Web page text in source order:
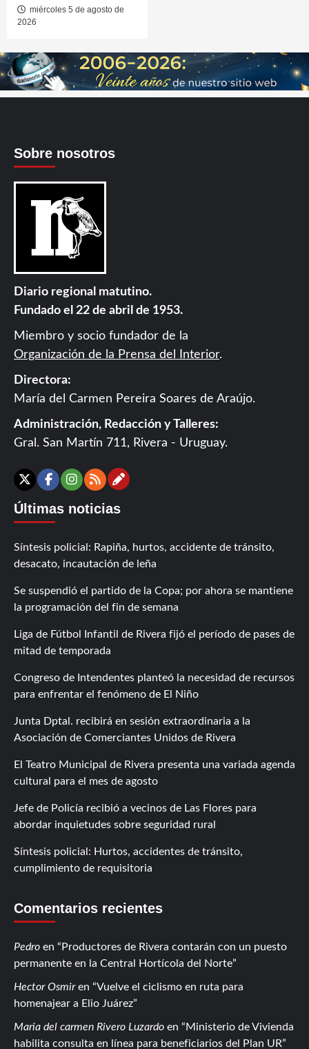
miércoles 5 de agosto de
2026
Sobre nosotros
Diario regional matutino.
Fundado el 22 de abril de 1953.
Miembro y socio fundador de la
Organización de la Prensa del Interior.
Directora:
María del Carmen Pereira Soares de Araújo.
Administración, Redacción y Talleres:
Gral. San Martín 711, Rivera - Uruguay.
X Facebook
Instagram
RSSContáctanos
Últimas noticias
Síntesis policial: Rapiña, hurtos, accidente de tránsito,
desacato, incautación de leña
Se suspendió el partido de la Copa; por ahora se mantiene
la programación del fin de semana
Liga de Fútbol Infantil de Rivera fijó el período de pases de
mitad de temporada
Congreso de Intendentes planteó la necesidad de recursos
para enfrentar el fenómeno de El Niño
Junta Dptal. recibirá en sesión extraordinaria a la
Asociación de Comerciantes Unidos de Rivera
El Teatro Municipal de Rivera presenta una variada agenda
cultural para el mes de agosto
Jefe de Policía recibió a vecinos de Las Flores para
abordar inquietudes sobre seguridad rural
Síntesis policial: Hurtos, accidentes de tránsito,
cumplimiento de requisitoria
Comentarios recientes
Pedro en
Productores de Rivera contarán con un puesto
permanente en la Central Hortícola del Norte
Hector Osmiren
Vuelve el ciclismo en ruta para
homenajear a Elio Juárez
Maria del carmen Rivero Luzardo en
Ministerio de Vivienda
habilita consulta en línea para beneficiarios del Plan UR